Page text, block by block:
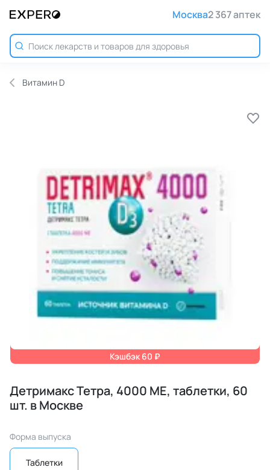
Москва2 367 аптек
Витамин D
Кэшбэк 60 ₽
Детримакс Тетра, 4000 МЕ, таблетки, 60
шт. в Москве
Форма выпуска
Таблетки